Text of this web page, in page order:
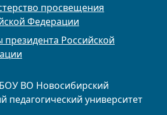
ВО Новосибирский
педагогический университет
просвещения
Федерации
президента Российской